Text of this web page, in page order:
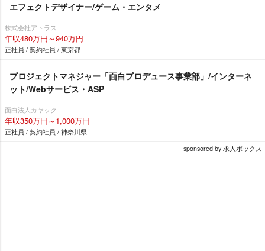
エフェクトデザイナー/ゲーム・エンタメ
株式会社アトラス
年収480万円～940万円
正社員 / 契約社員 / 東京都
プロジェクトマネジャー「面白プロデュース事業部」/インターネ
ット/Webサービス・ASP
面白法人カヤック
年収350万円～1,000万円
正社員 / 契約社員 / 神奈川県
sponsored by 求人ボックス